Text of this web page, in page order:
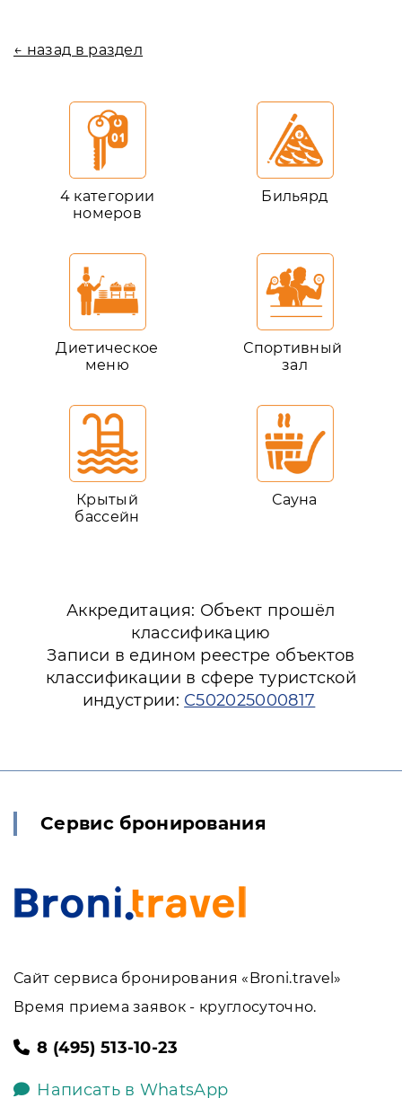
← назад в раздел
4 категории
номеров
Бильярд
Диетическое
меню
Спортивный
зал
Крытый
бассейн
Сауна
Аккредитация: Объект прошёл
классификацию
Записи в едином реестре объектов
классификации в сфере туристской
индустрии: С502025000817
Сервис бронирования
Сайт сервиса бронирования «Broni.travel»
Время приема заявок - круглосуточно.
8 (495) 513-10-23
Написать в WhatsApp